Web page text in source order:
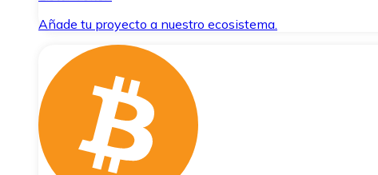
Añade tu proyecto a nuestro ecosistema.